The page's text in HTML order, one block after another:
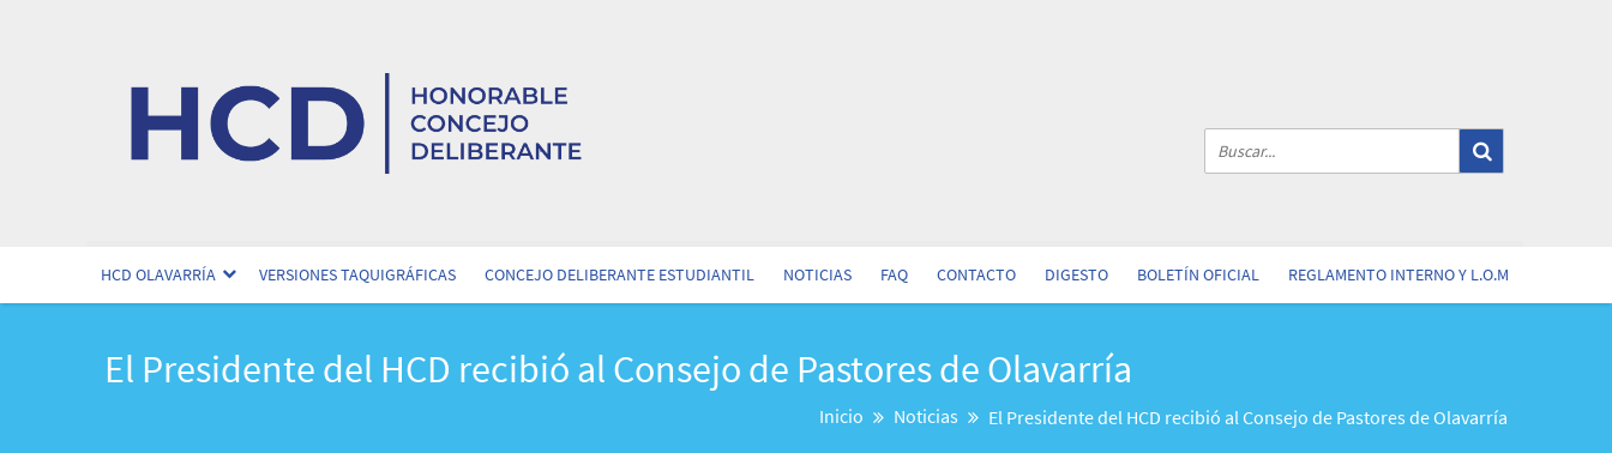
HCD OLAVARRÍA VERSIONES TAQUIGRÁFICAS CONCEJO DELIBERANTE ESTUDIANTIL NOTICIAS FAQ CONTACTO DIGESTO BOLETÍN OFICIAL REGLAMENTO INTERNO Y L.O.M
El Presidente del HCD recibió al Consejo de Pastores de Olavarría
Inicio Noticias El Presidente del HCD recibió al Consejo de Pastores de Olavarría